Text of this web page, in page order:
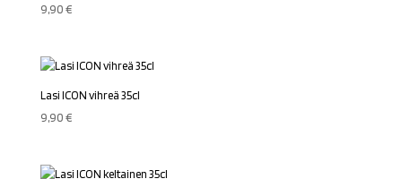
9,90€
Lasi ICON vihreä 35cl
9,90€